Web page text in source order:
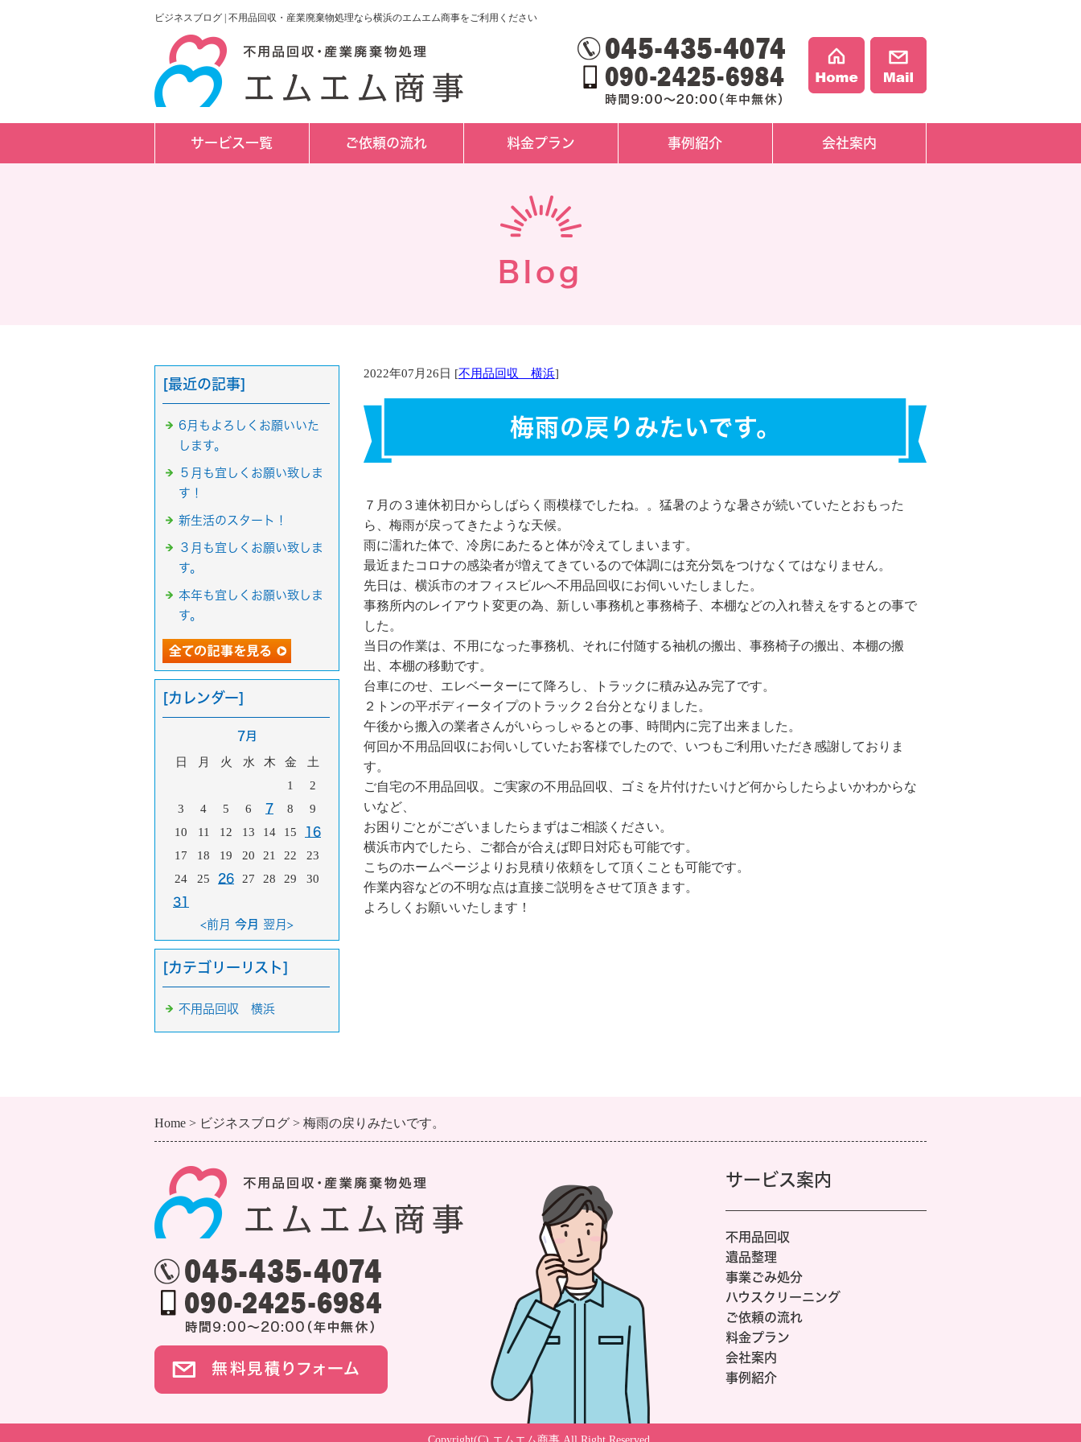
ビジネスブログ | 不用品回収・産業廃棄物処理なら横浜のエムエム商事をご利用ください
サービス一覧 ご依頼の流れ 料金プラン 事例紹介 会社案内
Blog
2022年07月26日 [不用品回収 横浜]
梅雨の戻りみたいです。
７月の３連休初日からしばらく雨模様でしたね。。猛暑のような暑さが続いていたとおもった
ら、梅雨が戻ってきたような天候。
雨に濡れた体で、冷房にあたると体が冷えてしまいます。
最近またコロナの感染者が増えてきているので体調には充分気をつけなくてはなりません。
先日は、横浜市のオフィスビルへ不用品回収にお伺いいたしました。
事務所内のレイアウト変更の為、新しい事務机と事務椅子、本棚などの入れ替えをするとの事で
した。
当日の作業は、不用になった事務机、それに付随する袖机の搬出、事務椅子の搬出、本棚の搬
出、本棚の移動です。
台車にのせ、エレベーターにて降ろし、トラックに積み込み完了です。
２トンの平ボディータイプのトラック２台分となりました。
午後から搬入の業者さんがいらっしゃるとの事、時間内に完了出来ました。
何回か不用品回収にお伺いしていたお客様でしたので、いつもご利用いただき感謝しておりま
す。
ご自宅の不用品回収。ご実家の不用品回収、ゴミを片付けたいけど何からしたらよいかわからな
いなど、
お困りごとがございましたらまずはご相談ください。
横浜市内でしたら、ご都合が合えば即日対応も可能です。
こちのホームページよりお見積り依頼をして頂くことも可能です。
作業内容などの不明な点は直接ご説明をさせて頂きます。
よろしくお願いいたします！
[最近の記事]
6月もよろしくお願いいた
します。
５月も宜しくお願い致しま
す！
新生活のスタート！
３月も宜しくお願い致しま
す。
本年も宜しくお願い致しま
す。
[カレンダー]
7月
日 月 火 水 木 金
土
1
2
3
4 5 6 7 8
9
10
11 12 13 14 15 16
17 18 19 20 21 22
23
24
25 26 27 28 29 30
31
<前月 今月 翌月>
[カテゴリーリスト]
不用品回収 横浜
Home ビジネスブログ 梅雨の戻りみたいです。
サービス案内
不用品回収
遺品整理
事業ごみ処分
ハウスクリーニング
ご依頼の流れ
料金プラン
会社案内
事例紹介